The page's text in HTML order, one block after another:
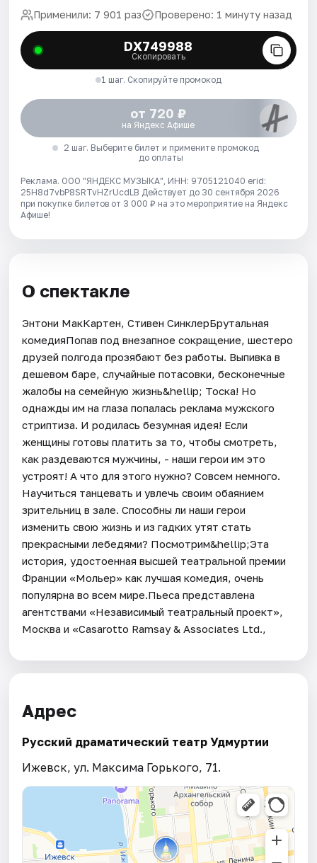
Применили: 7 901 раз Проверено: 1 минуту назад
DX749988
Скопировать
1 шаг. Скопируйте промокод
от 720 ₽
на Яндекс Афише
2 шаг. Выберите билет и примените промокод
до оплаты
Реклама. ООО "ЯНДЕКС МУЗЫКА", ИНН: 9705121040 erid:
25H8d7vbP8SRTvHZrUcdLB Действует до 30 сентября 2026
при покупке билетов от 3 000 ₽ на это мероприятие на Яндекс
Афише!
О спектакле
Энтони МакКартен, Стивен СинклерБрутальная
комедияПопав под внезапное сокращение, шестеро
друзей полгода прозябают без работы. Выпивка в
дешевом баре, случайные потасовки, бесконечные
жалобы на семейную жизнь&hellip; Тоска! Но
однажды им на глаза попалась реклама мужского
стриптиза. И родилась безумная идея! Если
женщины готовы платить за то, чтобы смотреть,
как раздеваются мужчины, - наши герои им это
устроят! А что для этого нужно? Совсем немного.
Научиться танцевать и увлечь своим обаянием
зрительниц в зале. Способны ли наши герои
изменить свою жизнь и из гадких утят стать
прекрасными лебедями? Посмотрим&hellip;Эта
история, удостоенная высшей театральной премии
Франции «Мольер» как лучшая комедия, очень
популярна во всем мире.Пьеса представлена
агентствами «Независимый театральный проект»,
Москва и «Сasarotto Ramsay & Associates Ltd.,
Адрес
Русский драматический театр Удмуртии
Ижевск, ул. Максима Горького, 71.